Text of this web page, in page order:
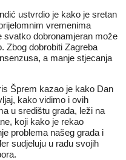
ustvrdio je kako je sretan
vremenima
svatko dobronamjeran može
Zbog dobrobiti Zagreba
a manje stjecanja
Šprem kazao je kako Dan
kako vidimo i ovih
u središtu grada, leži na
koji kako je rekao
problema našeg grada i
sudjeluju u radu svojih